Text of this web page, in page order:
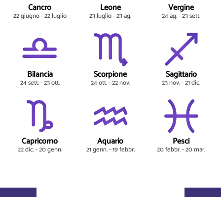
Cancro
22 giugno - 22 luglio
Leone
23 luglio - 23 ag.
Vergine
24 ag. - 23 sett.
Bilancia
24 sett. - 23 ott.
Scorpione
24 ott. - 22 nov.
Sagittario
23 nov. - 21 dic.
Capricorno
22 dic. - 20 genn.
Aquario
21 genn. - 19 febbr.
Pesci
20 febbr. - 20 mar.